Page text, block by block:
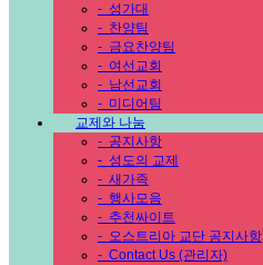
- 성가대
- 찬양팀
- 금요찬양팀
- 여선교회
- 남선교회
- 미디어팀
교제와 나눔
- 공지사항
- 성도의 교제
- 새가족
- 행사모음
- 추천싸이트
- 오스트리아 교단 공지사항
- Contact Us (관리자)